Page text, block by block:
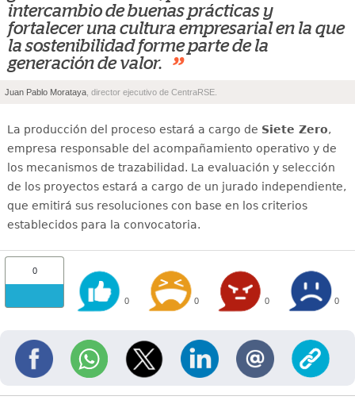
intercambio de buenas prácticas y
fortalecer una cultura empresarial en la que
la sostenibilidad forme parte de la
generación de valor.
”
Juan Pablo Morataya , director ejecutivo de CentraRSE.
La producción del proceso estará a cargo de Siete Zero,
empresa responsable del acompañamiento operativo y de
los mecanismos de trazabilidad. La evaluación y selección
de los proyectos estará a cargo de un jurado independiente,
que emitirá sus resoluciones con base en los criterios
establecidos para la convocatoria.
0
0 0 0 0